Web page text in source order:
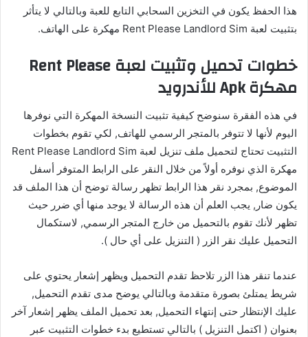
هذا الحفظ يكون في التخزين السحابي التابع للعبة وبالتالي لا يتأثر
بتثبيت لعبة Rent Please Landlord Sim مهكرة على الهاتف.
خطوات تحميل وتثبيت لعبة Rent Please
مهكرة Apk للأندرويد
في هذه الفقرة سنوضح كيفية تثبيت النسخة المهكرة التي نوفرها
اليوم لأنها لا تتوفر بالمتجر الرسمي للهاتف, لكي تقوم بخطوات
التثبيت تحتاج لتحميل ملف تنزيل لعبة Rent Please Landlord Sim
مهكرة الذي نوفره أولاً من خلال النقر على الرابط المتوفر أسفل
الموضوع, بمجرد نقر هذا الرابط تظهر رسالة توضح أن هذا الملف قد
يكون ضار, يجب العلم أن هذه الرسالة لا يوجد منها أي ضرر حيث
تظهر لأنك تقوم بالتحميل من خارج المتجر الرسمي, لاستكمال
التحميل عليك نقر الزر ( التنزيل على أي حال ).
عندما تنقر هذا الزر تلاحظ تقدم التحميل ويظهر إشعار يحتوي على
شريط يمتلئ بصورة متقدمة وبالتالي يوضح مدى تقدم التحميل,
عليك الإنتظار حتى إنتهاء التحميل, بعد تحميل الملف يظهر إشعار آخر
بعنوان ( اكتمل التنزيل ) بالتالي تستطيع بدء خطوات التثبيت عبر